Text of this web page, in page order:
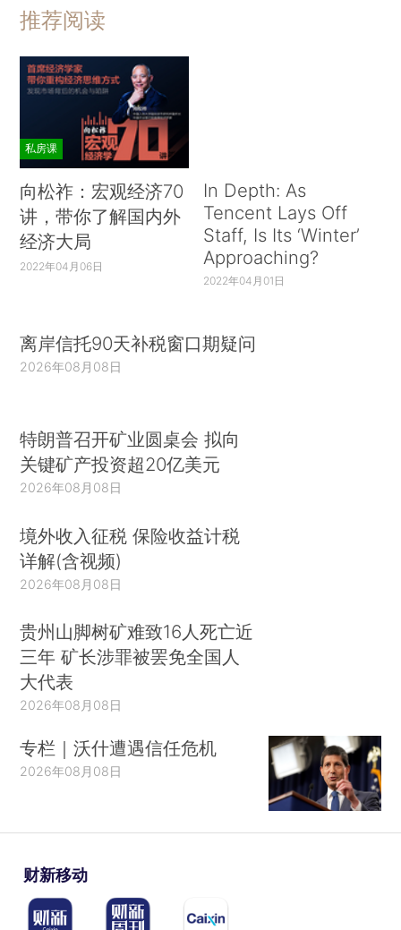
推荐阅读
私房课
向松祚：宏观经济70
讲，带你了解国内外
经济大局
2022年04月06日
In Depth: As
Tencent Lays Off
Staff, Is Its ‘Winter’
Approaching?
2022年04月01日
离岸信托90天补税窗口期疑问
2026年08月08日
特朗普召开矿业圆桌会 拟向
关键矿产投资超20亿美元
2026年08月08日
境外收入征税 保险收益计税
详解(含视频)
2026年08月08日
贵州山脚树矿难致16人死亡近
三年 矿长涉罪被罢免全国人
大代表
2026年08月08日
专栏｜沃什遭遇信任危机
2026年08月08日
财新移动